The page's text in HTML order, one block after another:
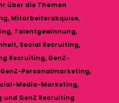
über die Themen
Mitarbeiterakquise,
Talentgewinnung,
Social Recruiting,
Recruiting, GenZ-
Personalmarketing,
Media-Marketing,
GenZ Recruiting